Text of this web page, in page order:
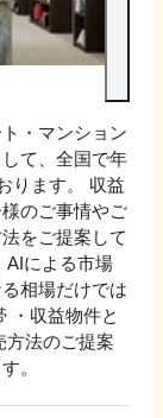
・マンション
て、全国で年
ります。 収益
のご事情やご
をご提案して
AIによる市場
相場だけでは
・収益物件と
方法のご提案
。